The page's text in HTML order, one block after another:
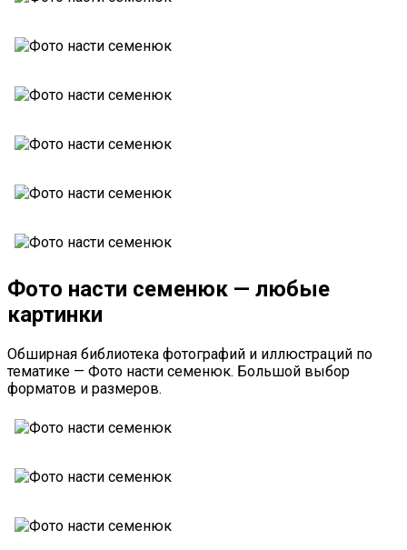
Фото насти семенюк — любые
картинки
Обширная библиотека фотографий и иллюстраций по
тематике — Фото насти семенюк. Большой выбор
форматов и размеров.